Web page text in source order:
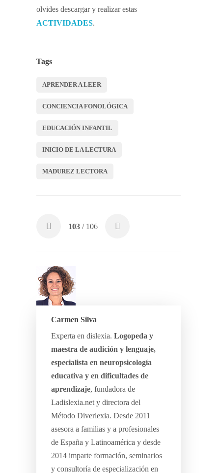
olvides descargar y realizar estas
ACTIVIDADES.
Tags
APRENDER A LEER
CONCIENCIA FONOLÓGICA
EDUCACIÓN INFANTIL
INICIO DE LA LECTURA
MADUREZ LECTORA
103 / 106
Carmen Silva
Experta en dislexia. Logopeda y
maestra de audición y lenguaje,
especialista en neuropsicología
educativa y en dificultades de
aprendizaje, fundadora de
Ladislexia.net y directora del
Método Diverlexia. Desde 2011
asesora a familias y a profesionales
de España y Latinoamérica y desde
2014 imparte formación, seminarios
y consultoría de especialización en